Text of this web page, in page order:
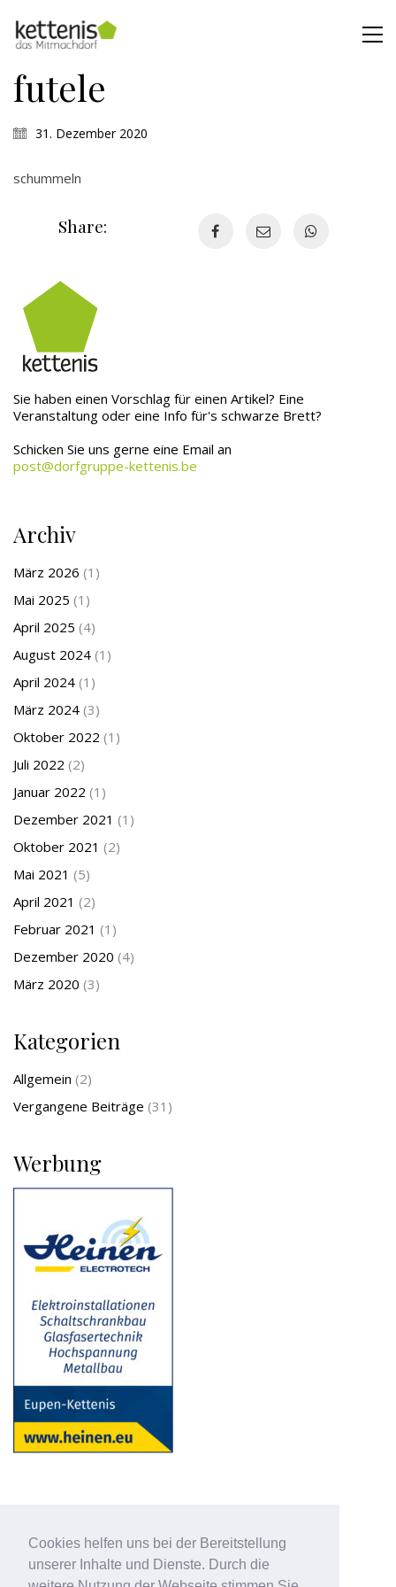
Cookies helfen uns bei der Bereitstellung
unserer Inhalte und Dienste. Durch die
futele
31. Dezember 2020
schummeln
Share:
Sie haben einen Vorschlag für einen Artikel? Eine
Veranstaltung oder eine Info für's schwarze Brett?
Schicken Sie uns gerne eine Email an
post@dorfgruppe-kettenis.be
Archiv
März 2026 (1)
Mai 2025 (1)
April 2025 (4)
August 2024 (1)
April 2024 (1)
März 2024 (3)
Oktober 2022 (1)
Juli 2022 (2)
Januar 2022 (1)
Dezember 2021 (1)
Oktober 2021 (2)
Mai 2021 (5)
April 2021 (2)
Februar 2021 (1)
Dezember 2020 (4)
März 2020 (3)
Kategorien
Allgemein (2)
Vergangene Beiträge (31)
Werbung